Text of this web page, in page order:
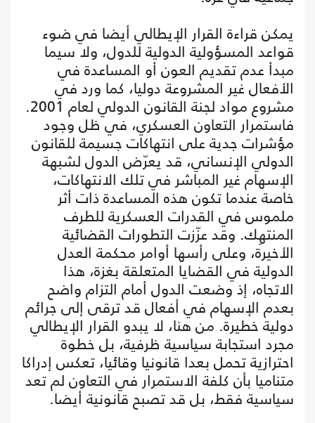
يمكن قراءة القرار الإيطالي أيضا في ضوء
قواعد المسؤولية الدولية للدول، ولا سيما
مبدأ عدم تقديم العون أو المساعدة في
الأفعال غير المشروعة دوليا، كما ورد في
مشروع مواد لجنة القانون الدولي لعام 2001.
فاستمرار التعاون العسكري، في ظل وجود
مؤشرات جدية على انتهاكات جسيمة للقانون
الدولي الإنساني، قد يعرّض الدول لشبهة
الإسهام غير المباشر في تلك الانتهاكات،
خاصة عندما تكون هذه المساعدة ذات أثر
ملموس في القدرات العسكرية للطرف
المنتهِك. وقد عزّزت التطورات القضائية
الأخيرة، وعلى رأسها أوامر محكمة العدل
الدولية في القضايا المتعلقة بغزة، هذا
الاتجاه، إذ وضعت الدول أمام التزام واضح
بعدم الإسهام في أفعال قد ترقى إلى جرائم
دولية خطيرة. من هنا، لا يبدو القرار الإيطالي
مجرد استجابة سياسية ظرفية، بل خطوة
احترازية تحمل بعدا قانونيا وقائيا، تعكس إدراكا
متناميا بأن كلفة الاستمرار في التعاون لم تعد
سياسية فقط، بل قد تصبح قانونية أيضا.